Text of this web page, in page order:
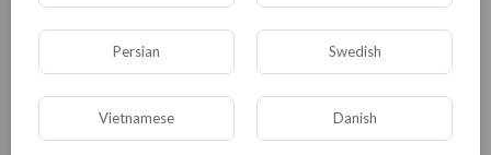
Новости и политика Культура
Флора и фауна ЖКХ История
Медицина Юмор Наука и образование
Persian Swedish
Vietnamese Danish